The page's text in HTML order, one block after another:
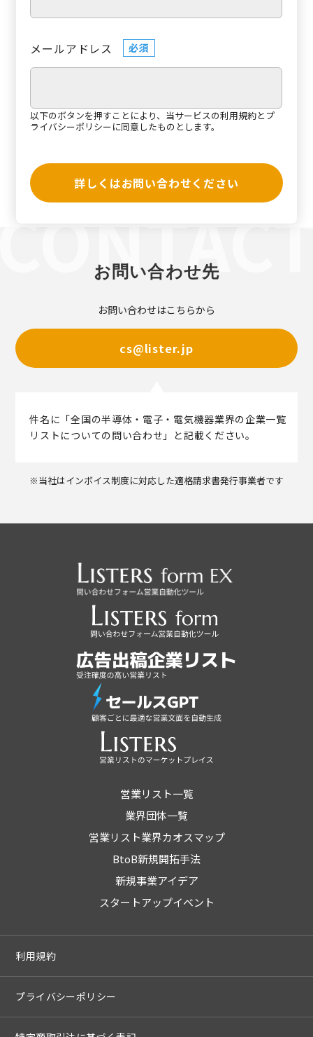
メールアドレス 必須
以下のボタンを押すことにより、当サービスの利用規約と プ
ライバシーポリシーに同意したものとします。
詳しくはお問い合わせください
お問い合わせ先
お問い合わせはこちらから
cs@lister.jp
件名に「全国の半導体・電子・電気機器業界の企業一覧
リストについての問い合わせ」と記載ください。
※当社はインボイス制度に対応した適格請求書発行事業者です
営業リスト一覧
業界団体一覧
営業リスト業界カオスマップ
BtoB新規開拓手法
新規事業アイデア
スタートアップイベント
利用規約
プライバシーポリシー